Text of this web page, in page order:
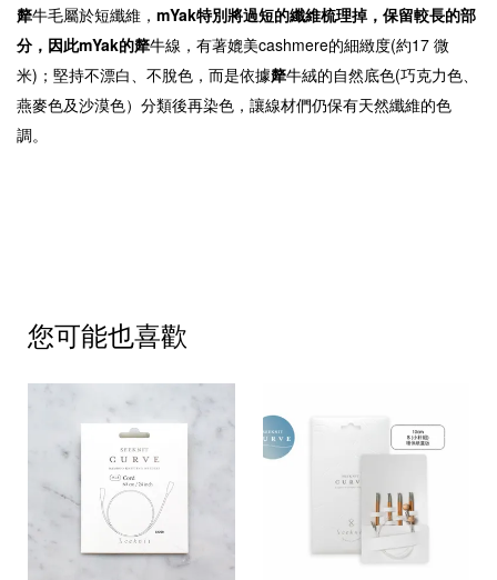
犛牛毛屬於短纖維， mYak特別將過短的纖維梳理掉，保留較長的部
分，因此mYak的犛牛線，有著媲美cashmere的細緻度(約17 微
米)；堅持不漂白、不脫色，而是依據犛牛絨的自然底色(巧克力色、
燕麥色及沙漠色）分類後再染色，讓線材們仍保有天然纖維的色
調。
您可能也喜歡